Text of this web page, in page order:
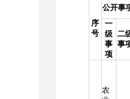
序
号
公开事
一
级
事
项
二
事
农